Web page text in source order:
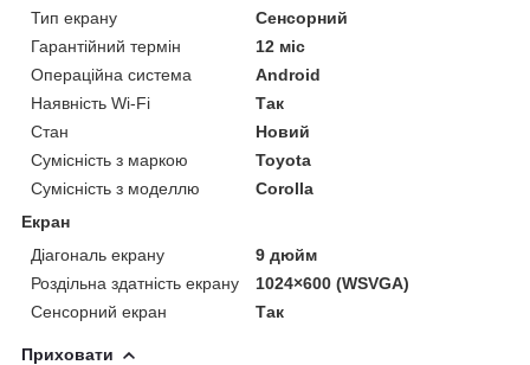
Тип екрану
Сенсорний
Гарантійний термін
12 міс
Операційна система
Android
Наявність Wi-Fi
Так
Стан
Новий
Сумісність з маркою
Toyota
Сумісність з моделлю
Corolla
Екран
Діагональ екрану
9 дюйм
Роздільна здатність екрану
1024×600 (WSVGA)
Сенсорний екран
Так
Приховати